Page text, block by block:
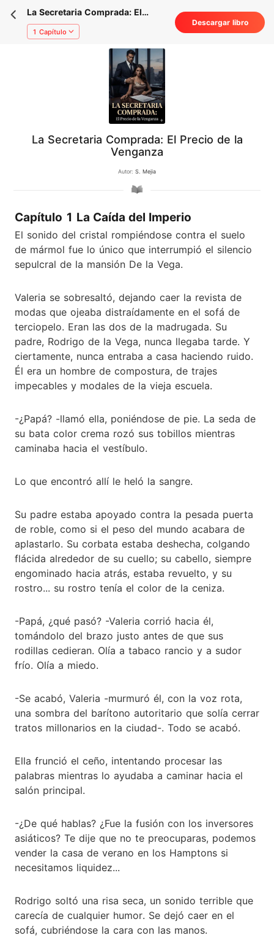
La Secretaria Comprada: El
Precio de la Venganza
1 Capítulo
Descargar libro
La Secretaria Comprada: El Precio de la
Venganza
Autor: S. Mejia
Capítulo 1 La Caída del Imperio
El sonido del cristal rompiéndose contra el suelo
de mármol fue lo único que interrumpió el silencio
sepulcral de la mansión De la Vega.
Valeria se sobresaltó, dejando caer la revista de
modas que ojeaba distraídamente en el sofá de
terciopelo. Eran las dos de la madrugada. Su
padre, Rodrigo de la Vega, nunca llegaba tarde. Y
ciertamente, nunca entraba a casa haciendo ruido.
Él era un hombre de compostura, de trajes
impecables y modales de la vieja escuela.
-¿Papá? -llamó ella, poniéndose de pie. La seda de
su bata color crema rozó sus tobillos mientras
caminaba hacia el vestíbulo.
Lo que encontró allí le heló la sangre.
Su padre estaba apoyado contra la pesada puerta
de roble, como si el peso del mundo acabara de
aplastarlo. Su corbata estaba deshecha, colgando
flácida alrededor de su cuello; su cabello, siempre
engominado hacia atrás, estaba revuelto, y su
rostro... su rostro tenía el color de la ceniza.
-Papá, ¿qué pasó? -Valeria corrió hacia él,
tomándolo del brazo justo antes de que sus
rodillas cedieran. Olía a tabaco rancio y a sudor
frío. Olía a miedo.
-Se acabó, Valeria -murmuró él, con la voz rota,
una sombra del barítono autoritario que solía cerrar
tratos millonarios en la ciudad-. Todo se acabó.
Ella frunció el ceño, intentando procesar las
palabras mientras lo ayudaba a caminar hacia el
salón principal.
-¿De qué hablas? ¿Fue la fusión con los inversores
asiáticos? Te dije que no te preocuparas, podemos
vender la casa de verano en los Hamptons si
necesitamos liquidez...
Rodrigo soltó una risa seca, un sonido terrible que
carecía de cualquier humor. Se dejó caer en el
sofá, cubriéndose la cara con las manos.